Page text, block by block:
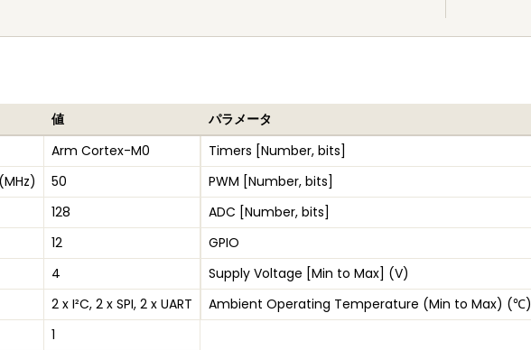
値
Arm Cortex-M0
50
128
12
4
2 x I²C, 2 x SPI, 2 x UART
1
パラメータ
Timers [Number, bits]
PWM [Number, bits]
ADC [Number, bits]
GPIO
Supply Voltage [Min to Max] (V)
Ambient Operating Temperature (Min to Max) (℃)